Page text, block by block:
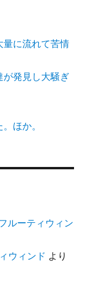
量に流れて苦情
が発見し大騒ぎ
ほか。
ルーティウィン
ウィンド より